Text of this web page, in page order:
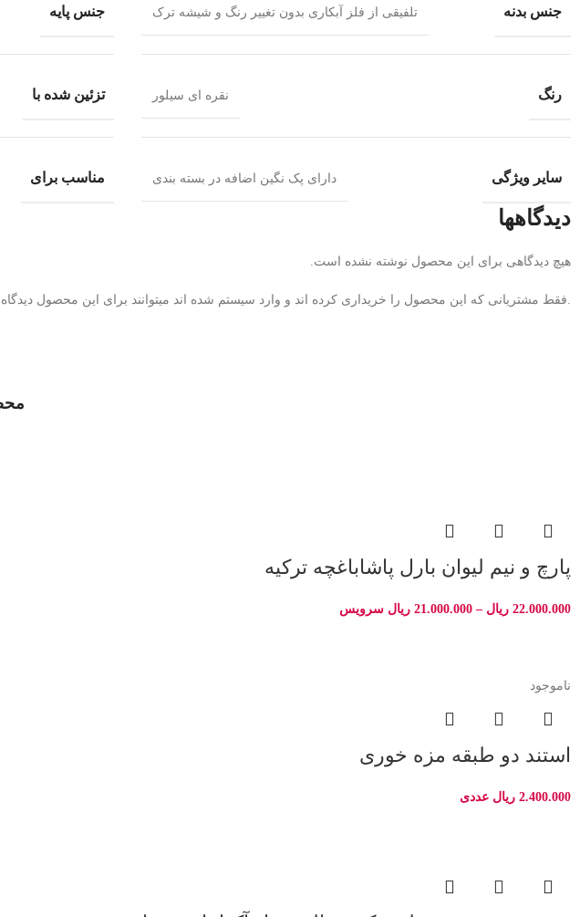
جنس بدنه تلفیقی از فلز آبکاری بدون تغییر رنگ و شیشه ترک جنس پایه
رنگ نقره ای سیلور تزئین شده با
سایر ویژگی دارای پک نگین اضافه در بسته بندی مناسب برای
دیدگاهها
هیچ دیدگاهی برای این محصول نوشته نشده است.
.فقط مشتریانی که این محصول را خریداری کرده اند و وارد سیستم شده اند میتوانند برای این محصول دیدگاه
پارچ و نیم لیوان بارل پاشاباغچه ترکیه
22.000.000 ریال –
21.000.000 ریال سرویس
ناموجود
استند دو طبقه مزه خوری
2.400.000 ریال عددی